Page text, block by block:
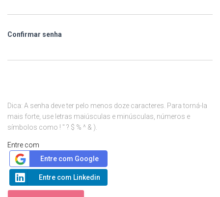
Confirmar senha
Dica: A senha deve ter pelo menos doze caracteres. Para torná-la
mais forte, use letras maiúsculas e minúsculas, números e
símbolos como ! " ? $ % ^ & ).
Entre com
Entre com Google
Entre com Linkedin